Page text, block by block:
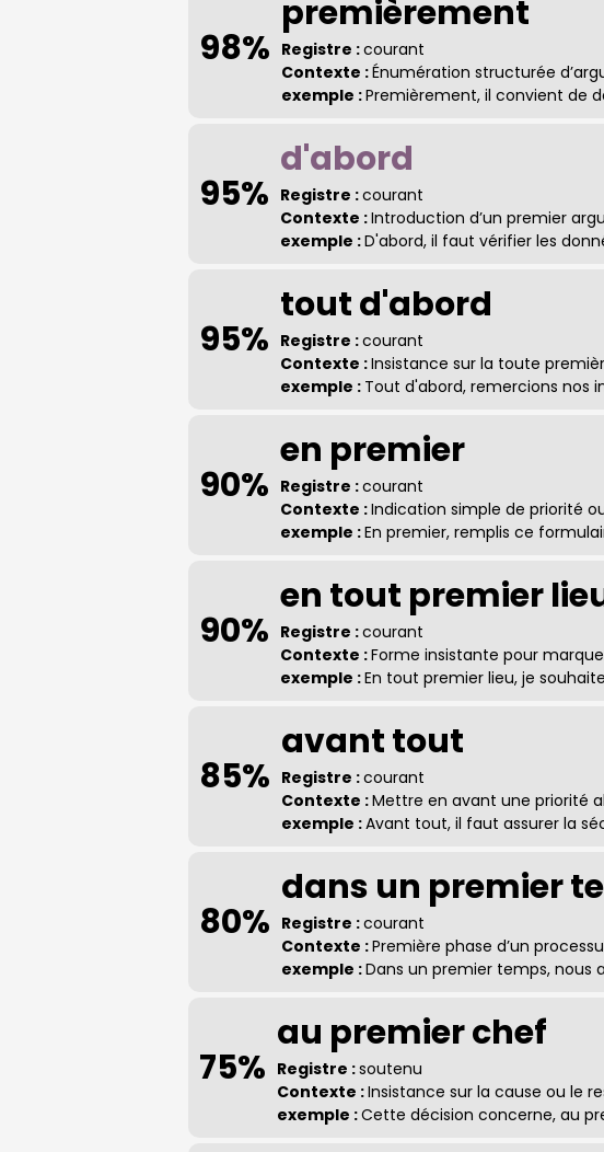
98%
premièrement
Registre :courant
Contexte :Énumération structurée
exemple :Premièrement, il convient de
95%
d'abord
Registre :courant
Contexte :Introduction d’un premier
exemple :D'abord, il faut vérifier les
95%
tout d'abord
Registre :courant
Contexte :Insistance sur la toute
exemple : Tout d'abord, remercions nos
90%
en premier
Registre :courant
Contexte :Indication simple de priorité
exemple :En premier, remplis ce
90%
en tout premier
Registre :courant
Contexte :Forme insistante pour
exemple :En tout premier lieu, je
85%
avant tout
Registre :courant
Contexte :Mettre en avant une priorité
exemple :Avant tout, il faut assurer la
80%
dans un premier
Registre :courant
Contexte :Première phase d’un
exemple :Dans un premier temps, nous
75%
au premier chef
Registre :soutenu
Contexte :Insistance sur la cause ou le
exemple :Cette décision concerne, au